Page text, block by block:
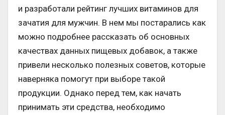
и разработали рейтинг лучших витаминов для
зачатия для мужчин. В нем мы постарались как
можно подробнее рассказать об основных
качествах данных пищевых добавок, а также
привели несколько полезных советов, которые
наверняка помогут при выборе такой
продукции. Однако перед тем, как начать
принимать эти средства, необходимо